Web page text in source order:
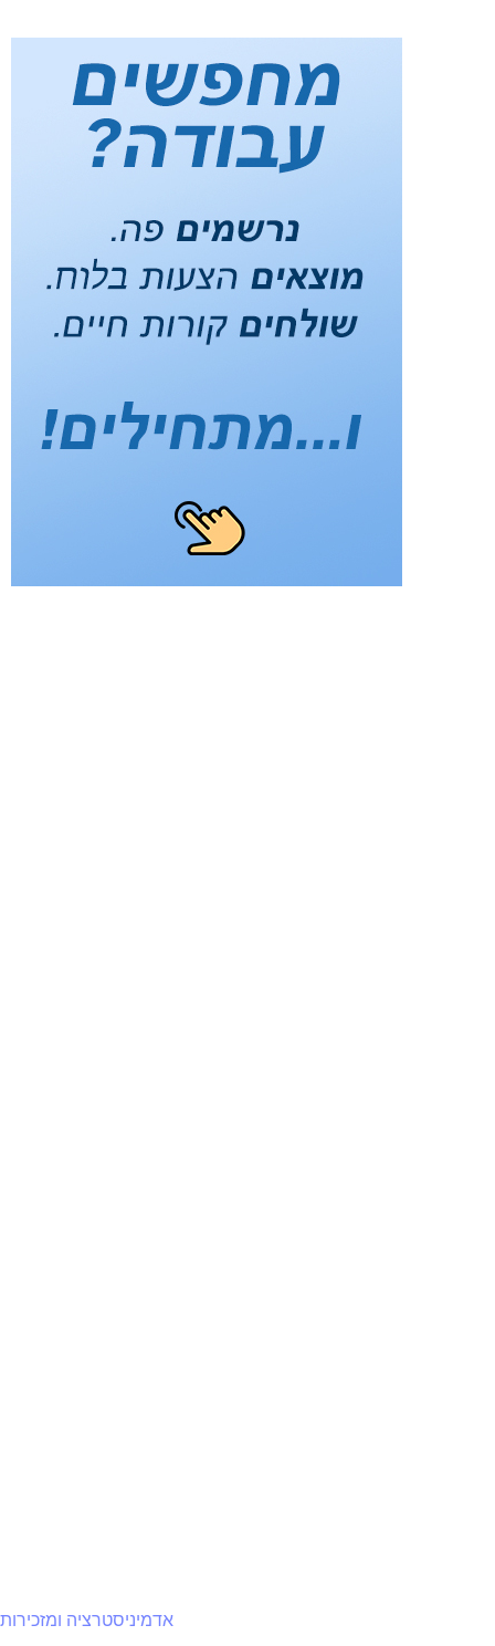
אדמיניסטרציה ומזכירות